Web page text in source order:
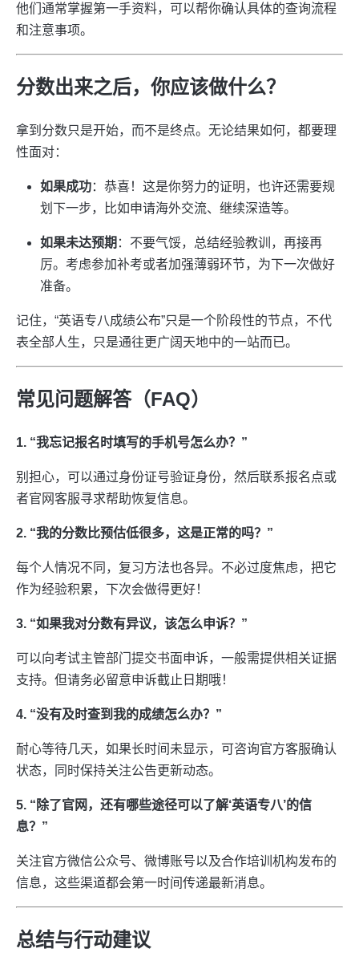
他们通常掌握第一手资料，可以帮你确认具体的查询流程
和注意事项。
分数出来之后，你应该做什么？
拿到分数只是开始，而不是终点。无论结果如何，都要理
性面对：
如果成功：恭喜！这是你努力的证明，也许还需要规
划下一步，比如申请海外交流、继续深造等。
如果未达预期 ：不要气馁，总结经验教训，再接再
厉。考虑参加补考或者加强薄弱环节，为下一次做好
准备。
记住，“英语专八成绩公布”只是一个阶段性的节点，不代
表全部人生，只是通往更广阔天地中的一站而已。
常见问题解答（FAQ）
1. “我忘记报名时填写的手机号怎么办？”
别担心，可以通过身份证号验证身份，然后联系报名点或
者官网客服寻求帮助恢复信息。
2. “我的分数比预估低很多，这是正常的吗？”
每个人情况不同，复习方法也各异。不必过度焦虑，把它
作为经验积累，下次会做得更好！
3. “如果我对分数有异议，该怎么申诉？”
可以向考试主管部门提交书面申诉，一般需提供相关证据
支持。但请务必留意申诉截止日期哦！
4. “没有及时查到我的成绩怎么办？”
耐心等待几天，如果长时间未显示，可咨询官方客服确认
状态，同时保持关注公告更新动态。
5. “除了官网，还有哪些途径可以了解‘英语专八’的信
息？”
关注官方微信公众号、微博账号以及合作培训机构发布的
信息，这些渠道都会第一时间传递最新消息。
总结与行动建议